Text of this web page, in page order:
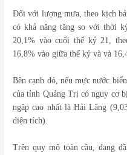
Đối với lượng mưa, theo kịch
có khả năng tăng so với thời
20,1% vào cuối thế kỷ 21,
16,8% vào giữa thế kỷ và và
Bên cạnh đó, nếu mực nước
của tỉnh Quảng Trị có nguy cơ
ngập cao nhất là Hải Lăng
diện tích).
Trên quy mô toàn cầu, đang